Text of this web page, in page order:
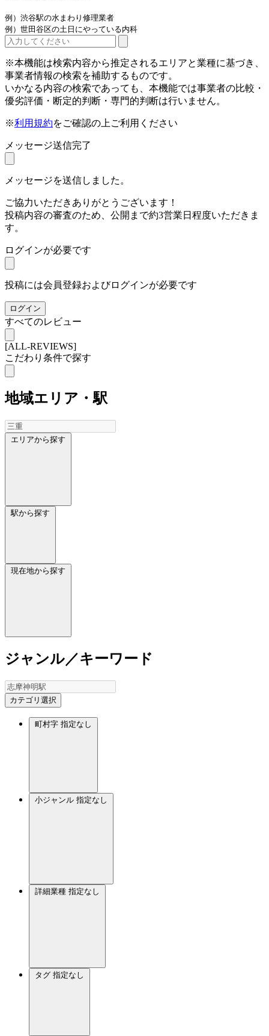
例）渋谷駅の水まわり修理業者
例）世田谷区の土日にやっている内科
※本機能は検索内容から推定されるエリアと業種に基づき、
事業者情報の検索を補助するものです。
いかなる内容の検索であっても、本機能では事業者の比較・
優劣評価・断定的判断・専門的判断は行いません。
※利用規約をご確認の上ご利用ください
メッセージ送信完了
メッセージを送信しました。
ご協力いただきありがとうございます！
投稿内容の審査のため、公開まで約3営業日程度いただきま
す。
ログインが必要です
投稿には会員登録およびログインが必要です
ログイン
すべてのレビュー
[ALL-REVIEWS]
こだわり条件で探す
地域エリア・駅
エリアから探す
駅から探す
現在地から探す
ジャンル／キーワード
カテゴリ選択
町村字 指定なし
小ジャンル 指定なし
詳細業種 指定なし
タグ 指定なし